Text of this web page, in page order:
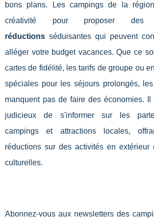
bons plans. Les campings de la
créativité pour proposer
réductions séduisantes qui peuvent
alléger votre budget vacances. Que ce
cartes de fidélité, les tarifs de groupe ou
spéciales pour les séjours prolongés,
manquent pas de faire des économies. Il
judicieux de s'informer sur les
campings et attractions locales,
réductions sur des activités en extérieur
culturelles.
Abonnez-vous aux newsletters des